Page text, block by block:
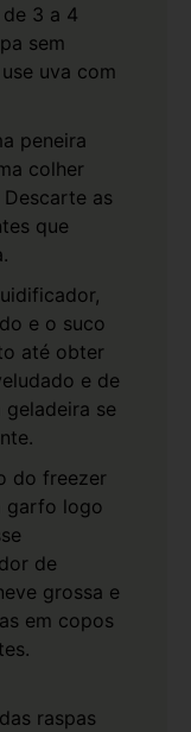
3 a 4
sem
uva com
peneira
colher
as
que
e o suco
até obter
e de
se
do freezer
garfo logo
de
grossa e
em copos
raspas